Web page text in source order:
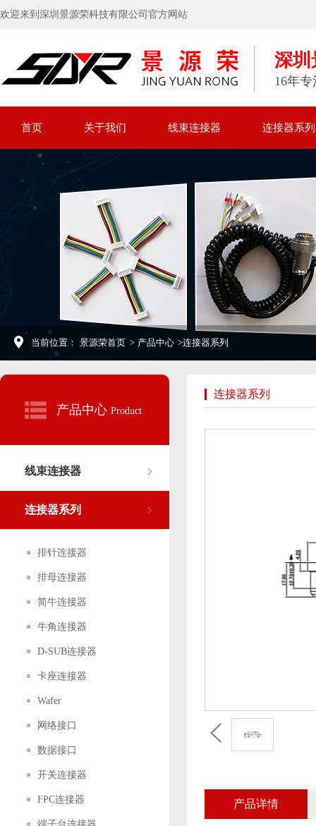
欢迎来到深圳景源荣科技有限公司官方网站
深圳
16年
首页 关于我们 线束连接器 连接器系列
当前位置： 景源荣首页 > 产品中心 >连接器系列
产品中心 Product
线束连接器
连接器系列
排针连接器
排母连接器
简牛连接器
牛角连接器
D-SUB连接器
卡座连接器
Wafer
网络接口
数据接口
开关连接器
FPC连接器
连接器系列
产品详情